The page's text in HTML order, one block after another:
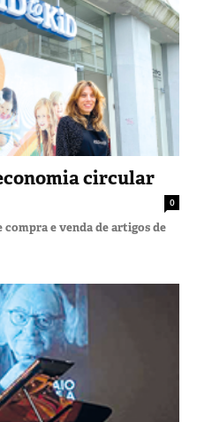
circular
0
e venda de artigos de